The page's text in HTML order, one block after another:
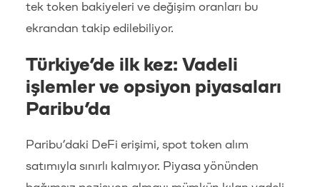
tek token bakiyeleri ve değişim oranları bu
ekrandan takip edilebiliyor.
Türkiye’de ilk kez: Vadeli
işlemler ve opsiyon piyasaları
Paribu’da
Paribu’daki DeFi erişimi, spot token alım
satımıyla sınırlı kalmıyor. Piyasa yönünden